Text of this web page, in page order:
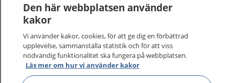
Om 1177
Kontakt
Behandling av personuppgifter
Den här webbplatsen använder
kakor
Vi använder kakor, cookies, för att ge dig en förbättrad
upplevelse, sammanställa statistik och för att viss
nödvändig funktionalitet ska fungera på webbplatsen.
Läs mer om hur vi använder kakor